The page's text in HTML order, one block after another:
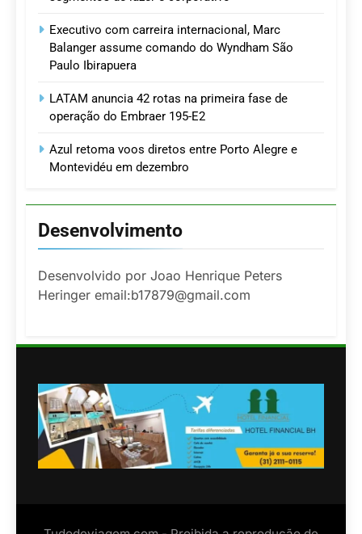
Executivo com carreira internacional, Marc
Balanger assume comando do Wyndham São
Paulo Ibirapuera
LATAM anuncia 42 rotas na primeira fase de
operação do Embraer 195-E2
Azul retoma voos diretos entre Porto Alegre e
Montevidéu em dezembro
Desenvolvimento
Desenvolvido por Joao Henrique Peters
Heringer email:b17879@gmail.com